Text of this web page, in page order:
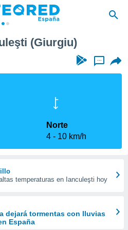
(Giurgiu)
...
Norte
4
10 km/h
temperaturas en Ianculeşti hoy
dejará tormentas con lluvias
España